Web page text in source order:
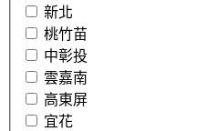
新北
桃竹苗
中彰投
雲嘉南
高東屏
宜花